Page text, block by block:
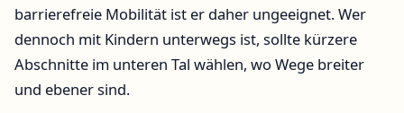
barrierefreie Mobilität ist er daher ungeeignet. Wer
dennoch mit Kindern unterwegs ist, sollte kürzere
Abschnitte im unteren Tal wählen, wo Wege breiter
und ebener sind.